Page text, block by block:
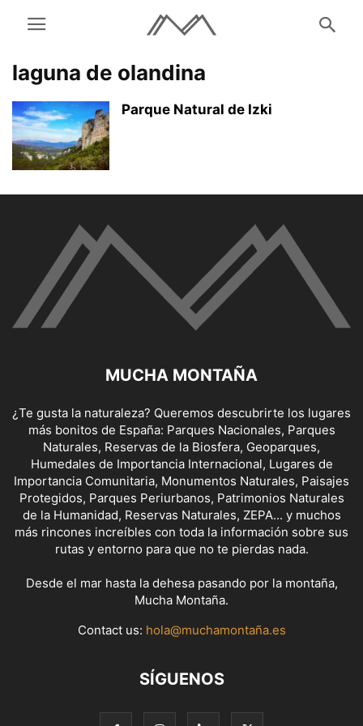
laguna de olandina
Parque Natural de Izki
MUCHA MONTAÑA
¿Te gusta la naturaleza? Queremos descubrirte los lugares
más bonitos de España: Parques Nacionales, Parques
Naturales, Reservas de la Biosfera, Geoparques,
Humedales de Importancia Internacional, Lugares de
Importancia Comunitaria, Monumentos Naturales, Paisajes
Protegidos, Parques Periurbanos, Patrimonios Naturales
de la Humanidad, Reservas Naturales, ZEPA... y muchos
más rincones increíbles con toda la información sobre sus
rutas y entorno para que no te pierdas nada.
Desde el mar hasta la dehesa pasando por la montaña,
Mucha Montaña.
Contact us: hola@muchamontaña.es
SÍGUENOS